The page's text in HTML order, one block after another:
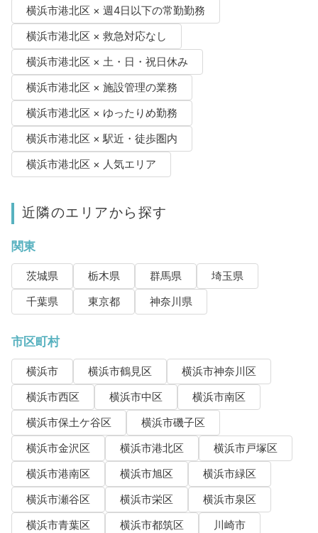
横浜市港北区 × 週4日以下の常勤勤務
横浜市港北区 × 救急対応なし
横浜市港北区 × 土・日・祝日休み
横浜市港北区 × 施設管理の業務
横浜市港北区 × ゆったりめ勤務
横浜市港北区 × 駅近・徒歩圏内
横浜市港北区 × 人気エリア
近隣のエリアから探す
関東
茨城県 栃木県 群馬県
埼玉県
千葉県
東京都 神奈川県
市区町村
横浜市 横浜市鶴見区
横浜市神奈川区
横浜市西区
横浜市中区
横浜市南区
横浜市保土ケ谷区
横浜市磯子区
横浜市金沢区
横浜市港北区
横浜市戸塚区
横浜市港南区
横浜市旭区
横浜市緑区
横浜市瀬谷区
横浜市栄区
横浜市泉区
横浜市青葉区
横浜市都筑区
川崎市